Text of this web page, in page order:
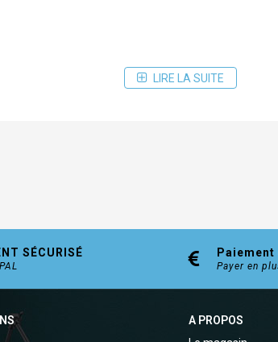
LIRE LA SUITE
SÉCURISÉ
Payer en
A PROPOS